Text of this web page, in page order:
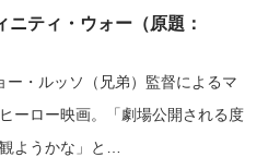
ティ・ウォー（原題：
・ルッソ（兄弟）監督によるマ
ーロー映画。「劇場公開される度
ようかな」と…